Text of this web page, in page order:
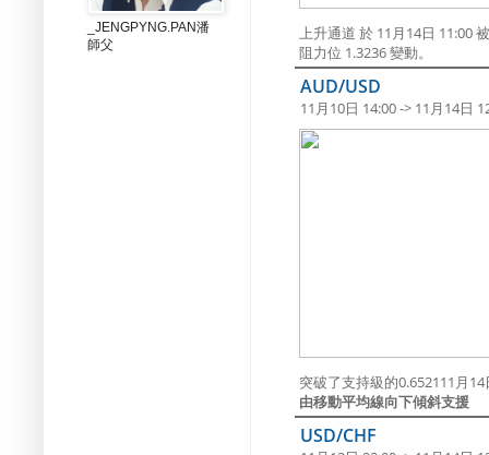
上升通道 於 11月14日 11:00
阻力位 1.3236 變動。
AUD/USD
11月10日 14:00 -> 11月14日
突破了支持級的0.652111月14
由移動平均線向下傾斜支援
USD/CHF
_JENGPYNG.PAN潘
師父